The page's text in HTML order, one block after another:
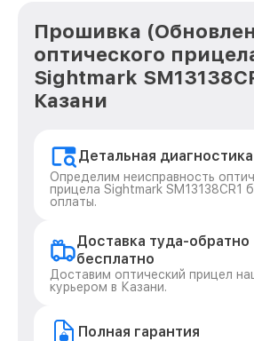
Прошивка
оптического
Sightmark
Казани
Детальная диагностика
Определим неисправность
прицела Sightmark SM13138CR1
оплаты.
Доставка туда-обратно
бесплатно
Доставим оптический прицел
курьером в Казани.
Полная гарантия